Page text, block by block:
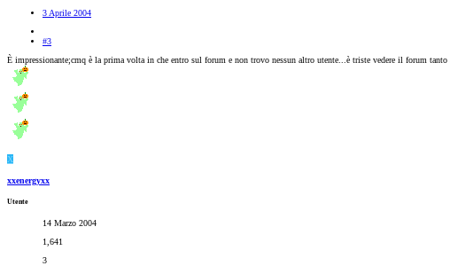
3 Aprile 2004
#3
È impressionante;cmq è la prima volta in che entro sul forum e non trovo nessun altro utente...è triste vedere il forum
X
xxenergyxx
Utente
14 Marzo 2004
1,641
3